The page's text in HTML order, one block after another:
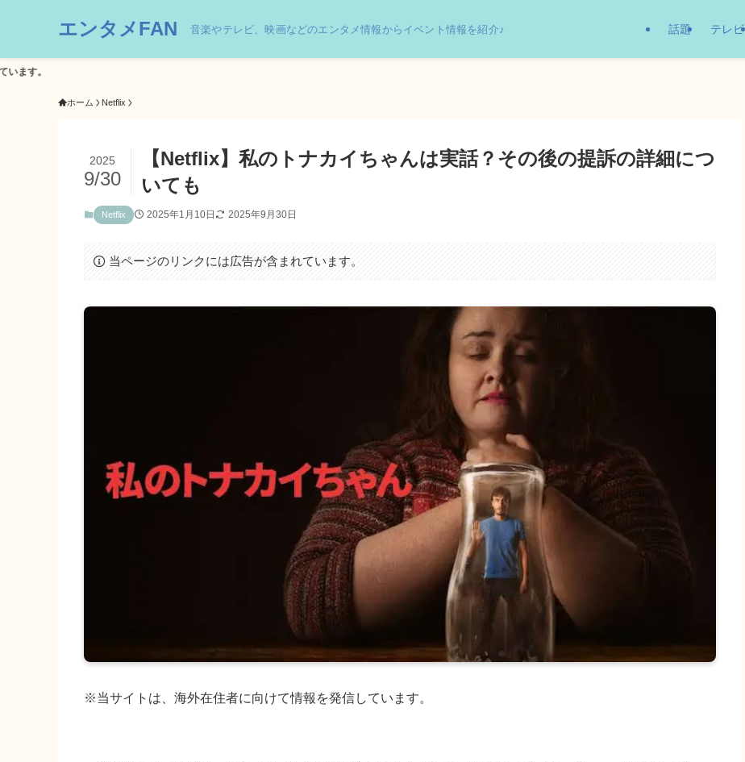
エンタメFAN 音楽やテレビ、映画などのエンタメ情報からイベント情報を紹介♪ 話題 テレビ
ホーム Netflix
【Netflix】私のトナカイちゃんは実話？その後の提訴の詳細につ
いても
2025
9/30
Netflix 2025年1月10日 2025年9月30日
当ページのリンクには広告が含まれています。
※当サイトは、海外在住者に向けて情報を発信しています。